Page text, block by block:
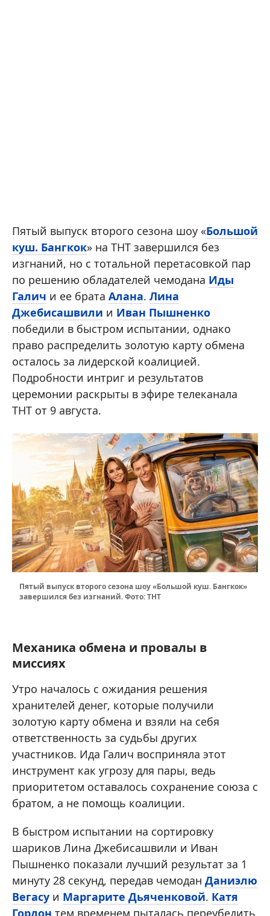
Пятый выпуск второго сезона шоу «Большой
куш. Бангкок» на ТНТ завершился без
изгнаний, но с тотальной перетасовкой пар
по решению обладателей чемодана Иды
Галич и ее брата Алана. Лина
Джебисашвили и Иван Пышненко
победили в быстром испытании, однако
право распределить золотую карту обмена
осталось за лидерской коалицией.
Подробности интриг и результатов
церемонии раскрыты в эфире телеканала
ТНТ от 9 августа.
Пятый выпуск второго сезона шоу «Большой куш. Бангкок»
завершился без изгнаний. Фото: ТНТ
Механика обмена и провалы в
миссиях
Утро началось с ожидания решения
хранителей денег, которые получили
золотую карту обмена и взяли на себя
ответственность за судьбы других
участников. Ида Галич восприняла этот
инструмент как угрозу для пары, ведь
приоритетом оставалось сохранение союза с
братом, а не помощь коалиции.
В быстром испытании на сортировку
шариков Лина Джебисашвили и Иван
Пышненко показали лучший результат за 1
минуту 28 секунд, передав чемодан Даниэлю
Вегасу и Маргарите Дьяченковой. Катя
Гордон тем временем пыталась переубедить